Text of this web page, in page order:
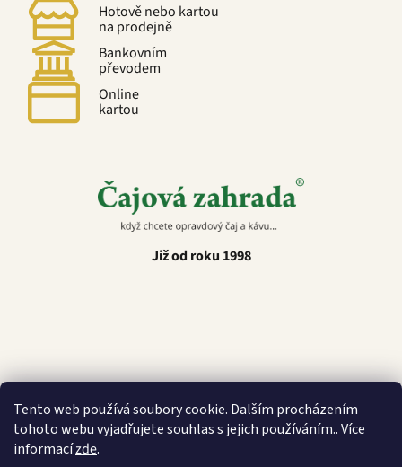
Tento web používá soubory cookie. Dalším procházením
tohoto webu vyjadřujete souhlas s jejich používáním.. Více
informacízde.
Hotově nebo kartou
na prodejně
Bankovním
převodem
Online
kartou
Již od roku 1998
Latino Café